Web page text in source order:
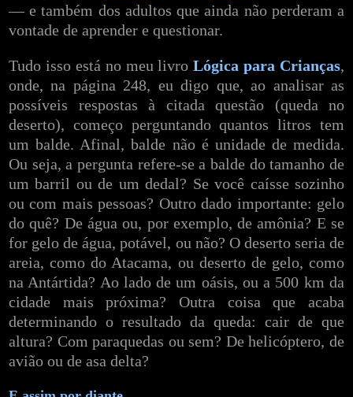
— e também dos adultos que ainda não perderam a
vontade de aprender e questionar.
Tudo isso está no meu livroLógica para Crianças,
onde, na página 248, eu digo que, ao analisar as
possíveis respostas à citada questão (queda no
deserto), começo perguntando quantos litros tem
um balde. Afinal, balde não é unidade de medida.
Ou seja, a pergunta refere-se a balde do tamanho de
um barril ou de um dedal? Se você caísse sozinho
ou com mais pessoas? Outro dado importante: gelo
do quê? De água ou, por exemplo, de amônia? E se
for gelo de água, potável, ou não? O deserto seria de
areia, como do Atacama, ou deserto de gelo, como
na Antártida? Ao lado de um oásis, ou a 500 km da
cidade mais próxima? Outra coisa que acaba
determinando o resultado da queda: cair de que
altura? Com paraquedas ou sem? De helicóptero, de
avião ou de asa delta?